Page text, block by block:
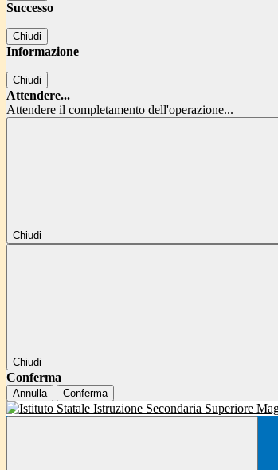
Successo
Chiudi
Informazione
Chiudi
Attendere...
Attendere il completamento dell'operazione...
Chiudi
Chiudi
Conferma
Annulla Conferma